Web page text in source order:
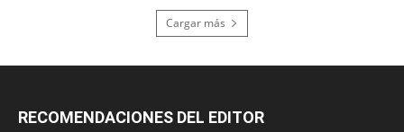
Cargar más
RECOMENDACIONES DEL EDITOR